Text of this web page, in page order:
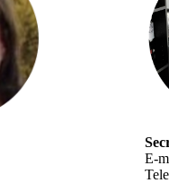
E-